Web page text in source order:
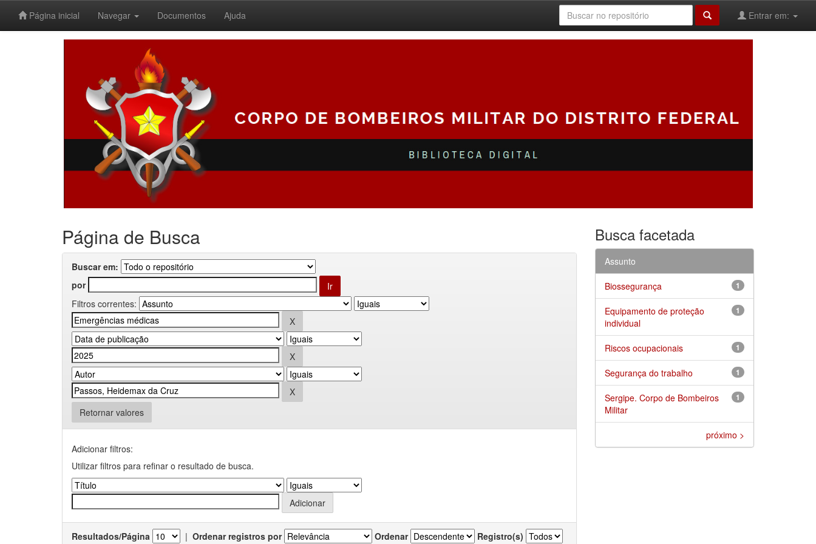
Página inicial Navegar Documentos Ajuda Entrar em:
Página de Busca
Buscar em:
por
Filtros correntes:
Retornar valores
Adicionar filtros:
Utilizar filtros para refinar o resultado de busca.
Resultados/Página | Ordenar registros por Ordenar Registro(s)
Busca facetada
Assunto
1
Biossegurança
1
Equipamento de proteção
individual
1
Riscos ocupacionais
1
Segurança do trabalho
1
Sergipe. Corpo de Bombeiros
Militar
próximo >